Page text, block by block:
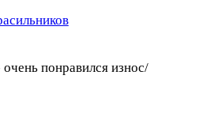
понравился износ/